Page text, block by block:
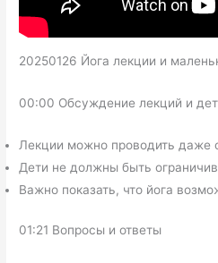
20250126 Йога лекции и
00:00 Обсуждение лекций и
Лекции можно проводить даже
Дети не должны быть
Важно показать, что йога
01:21 Вопросы и ответы